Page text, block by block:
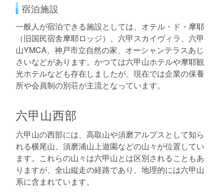
宿泊施設
一般人が宿泊できる施設としては、オテル・ド・摩耶
（旧国民宿舎摩耶ロッジ）、六甲スカイヴィラ、六甲
山YMCA、神戸市立自然の家、オーシャンテラスあじ
さいなどがあります。かつては六甲山ホテルや摩耶観
光ホテルなども存在しましたが、現在では企業の保養
所や会員制の別荘が主流となっています。
六甲山西部
六甲山の西部には、高取山や須磨アルプスとして知ら
れる横尾山、須磨浦山上遊園などの山々が位置してい
ます。これらの山々は六甲山とは区別されることもあ
りますが、全山縦走の経路であり、地理的には六甲山
系に含まれています。